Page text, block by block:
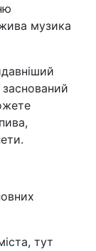
музика
тут